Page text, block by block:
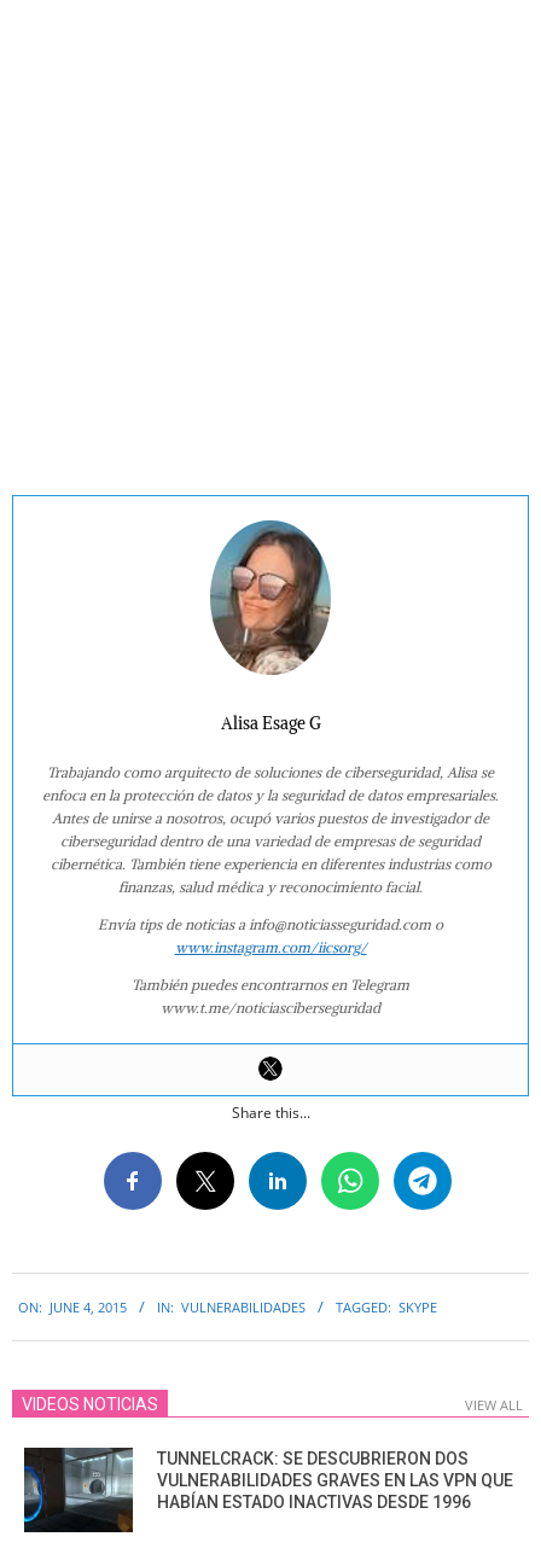
Alisa Esage G
Trabajando como arquitecto de soluciones de ciberseguridad, Alisa se
enfoca en la protección de datos y la seguridad de datos empresariales.
Antes de unirse a nosotros, ocupó varios puestos de investigador de
ciberseguridad dentro de una variedad de empresas de seguridad
cibernética. También tiene experiencia en diferentes industrias como
finanzas, salud médica y reconocimiento facial.
Envía tips de noticias a info@noticiasseguridad.com o
www.instagram.com/iicsorg/
También puedes encontrarnos en Telegram
www.t.me/noticiasciberseguridad
Share this...
06-
04
ON: JUNE 4, 2015 IN: VULNERABILIDADES TAGGED: SKYPE
VIDEOS NOTICIAS VIEW ALL
TUNNELCRACK: SE DESCUBRIERON DOS
VULNERABILIDADES GRAVES EN LAS VPN QUE
HABÍAN ESTADO INACTIVAS DESDE 1996